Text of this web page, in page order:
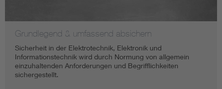
Grundlegend & umfassend absichern
Sicherheit in der Elektrotechnik, Elektronik und
Informationstechnik wird durch Normung von allgemein
einzuhaltenden Anforderungen und Begrifflichkeiten
sichergestellt.